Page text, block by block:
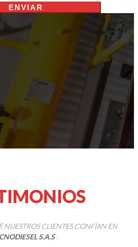
ENVIAR
Testimonios Clientes
NUESTROS CLIENTES CONFÍAN EN
S.A.S: